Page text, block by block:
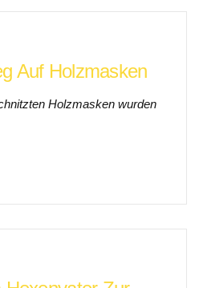
Auf Holzmasken
Holzmasken wurden